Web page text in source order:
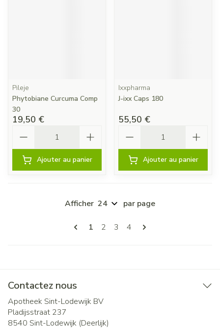
Pileje
Phytobiane Curcuma Comp
30
19,50 €
Ajouter au panier
Ixxpharma
J-ixx Caps 180
55,50 €
Ajouter au panier
Pages
Vous lisez actuellement la page
1 Page
2 Page
3 Page
4
Afficher par page
Contactez nous
Apotheek Sint-Lodewijk BV
Pladijsstraat 237
8540 Sint-Lodewijk (Deerlijk)